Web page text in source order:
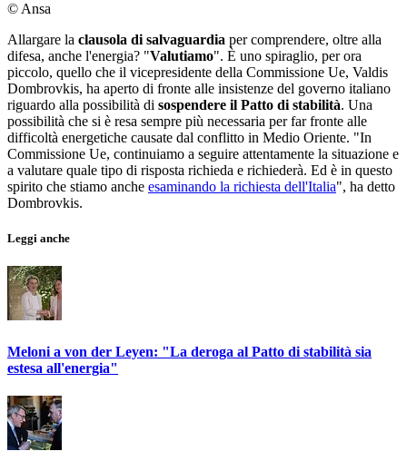
© Ansa
Allargare la clausola di salvaguardia per comprendere, oltre alla
difesa, anche l'energia? "Valutiamo". È uno spiraglio, per ora
piccolo, quello che il vicepresidente della Commissione Ue, Valdis
Dombrovkis, ha aperto di fronte alle insistenze del governo italiano
riguardo alla possibilità di sospendere il Patto di stabilità. Una
possibilità che si è resa sempre più necessaria per far fronte alle
difficoltà energetiche causate dal conflitto in Medio Oriente. "In
Commissione Ue, continuiamo a seguire attentamente la situazione e
a valutare quale tipo di risposta richieda e richiederà. Ed è in questo
spirito che stiamo anche esaminando la richiesta dell'Italia", ha detto
Dombrovkis.
Leggi anche
Meloni a von der Leyen: "La deroga al Patto di stabilità sia
estesa all'energia"